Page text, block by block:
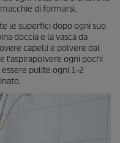
di formarsi.
le superfici dopo ogni suo
doccia e la vasca da
capelli e polvere dal
l'aspirapolvere ogni pochi
pulite ogni 1-2